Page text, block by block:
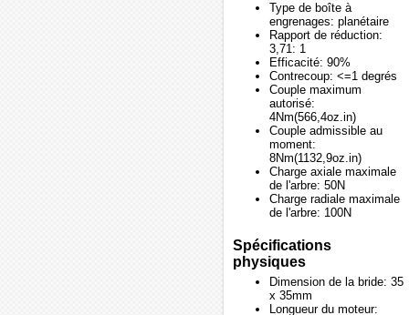
Type de boîte à
engrenages: planétaire
Rapport de réduction:
3,71: 1
Efficacité: 90%
Contrecoup: <=1 degrés
Couple maximum
autorisé:
4Nm(566,4oz.in)
Couple admissible au
moment:
8Nm(1132,9oz.in)
Charge axiale maximale
de l'arbre: 50N
Charge radiale maximale
de l'arbre: 100N
Spécifications
physiques
Dimension de la bride: 35
x 35mm
Longueur du moteur: